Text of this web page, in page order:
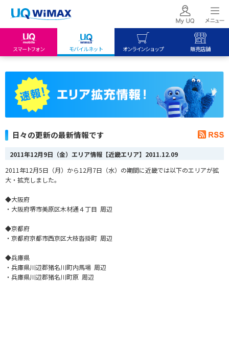
スマートフォン モバイルネット オンラインショップ 販売店舗
My UQ mobile
UQ mobile
UQ WiMAX
UQ WiMAX
日々の更新の最新情報です
2011年12月9日（金）エリア情報【近畿エリア】 2011.12.09
2011年12月5日（月）から12月7日（水）の期間に近畿では以下のエリアが拡
大・拡充しました。
◆大阪府
・大阪府堺市美原区木材通４丁目 周辺
◆京都府
・京都府京都市西京区大枝沓掛町 周辺
◆兵庫県
・兵庫県川辺郡猪名川町内馬場 周辺
・兵庫県川辺郡猪名川町原 周辺